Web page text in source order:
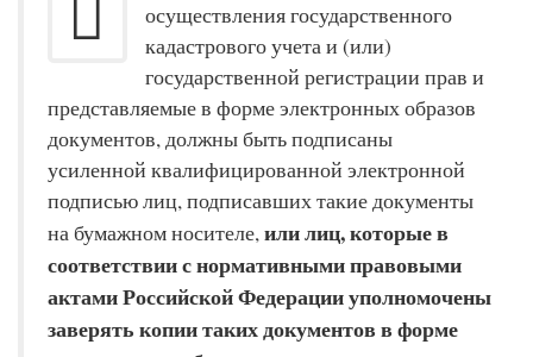
осуществления государственного
кадастрового учета и (или)
государственной регистрации прав и
представляемые в форме электронных образов
документов, должны быть подписаны
усиленной квалифицированной электронной
подписью лиц, подписавших такие документы
на бумажном носителе,или лиц, которые в
соответствии с нормативными правовыми
актами Российской Федерации уполномочены
заверять копии таких документов в форме